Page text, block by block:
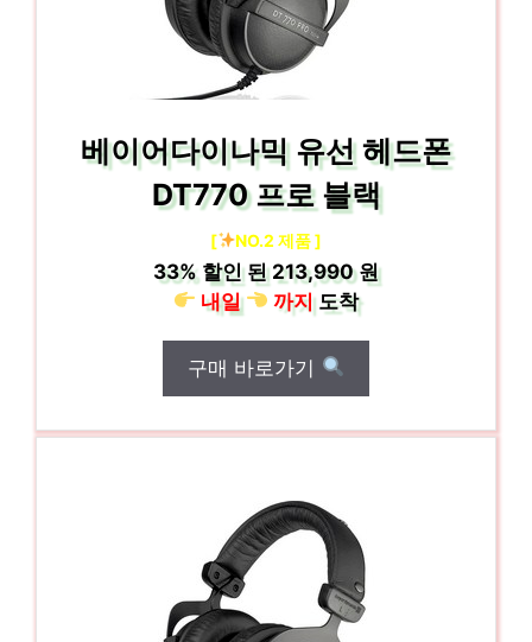
베이어다이나믹 유선 헤드폰
DT770 프로 블랙
[ NO.2 제품 ]
33% 할인 된213,990 원
내일
까지도착
구매 바로가기